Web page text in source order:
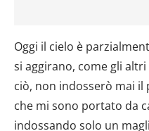
Oggi il cielo è
si aggirano, come gli
ciò, non indosserò mai il
che mi sono portato da
indossando solo un